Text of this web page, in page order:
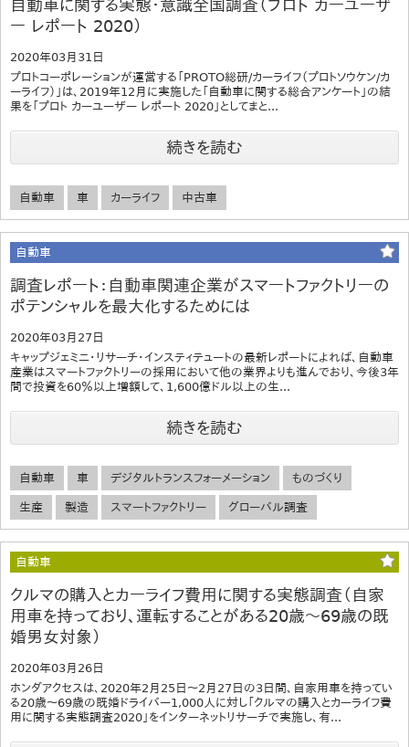
自動車に関する実態・意識全国調査（プロト カーユーザ
ー レポート 2020）
2020年03月31日
プロトコーポレーションが運営する「PROTO総研/カーライフ（プロトソウケン/カ
ーライフ）」は、2019年12月に実施した「自動車に関する総合アンケート」の結
果を「プロト カーユーザー レポート 2020」としてまと...
続きを読む
自動車 車 カーライフ 中古車
自動車
調査レポート：自動車関連企業がスマートファクトリーの
ポテンシャルを最大化するためには
2020年03月27日
キャップジェミニ・リサーチ・インスティテュートの最新レポートによれば、自動車
産業はスマートファクトリーの採用において他の業界よりも進んでおり、今後3年
間で投資を60％以上増額して、1,600億ドル以上の生...
続きを読む
自動車 車 デジタルトランスフォーメーション ものづくり
生産 製造 スマートファクトリー グローバル調査
自動車
クルマの購入とカーライフ費用に関する実態調査（自家
用車を持っており、運転することがある20歳～69歳の既
婚男女対象）
2020年03月26日
ホンダアクセスは、2020年2月25日～2月27日の3日間、自家用車を持ってい
る20歳～69歳の既婚ドライバー1,000人に対し「クルマの購入とカーライフ費
用に関する実態調査2020」をインターネットリサーチで実施し、有...